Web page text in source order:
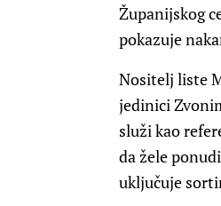
Županijskog
pokazuje
Nositelj liste
jedinici
služi kao
da žele
uključuje